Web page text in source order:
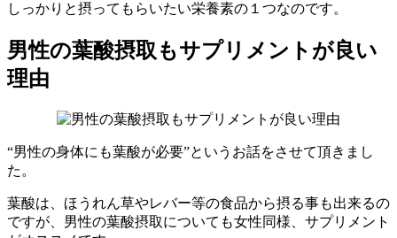
しっかりと摂ってもらいたい栄養素の１つなのです。
男性の葉酸摂取もサプリメントが良い
理由
“男性の身体にも葉酸が必要”というお話をさせて頂きまし
た。
葉酸は、ほうれん草やレバー等の食品から摂る事も出来るの
ですが、男性の葉酸摂取についても女性同様、サプリメント